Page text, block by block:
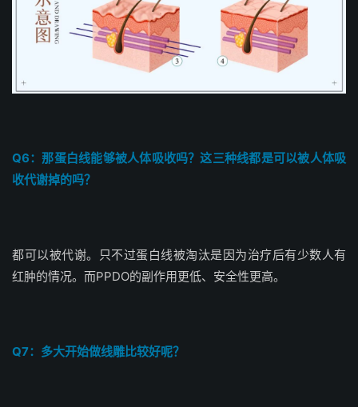
Q6：那蛋白线能够被人体吸收吗？这三种线都是可以被人体吸
收代谢掉的吗？
都可以被代谢。只不过蛋白线被淘汰是因为治疗后有少数人有
红肿的情况。而PPDO的副作用更低、安全性更高。
Q7：多大开始做线雕比较好呢？